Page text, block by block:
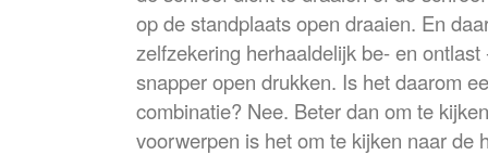
op de standplaats open draaien. En
zelfzekering herhaaldelijk be- en
snapper open drukken. Is het daarom
combinatie? Nee. Beter dan om te
voorwerpen is het om te kijken naar de